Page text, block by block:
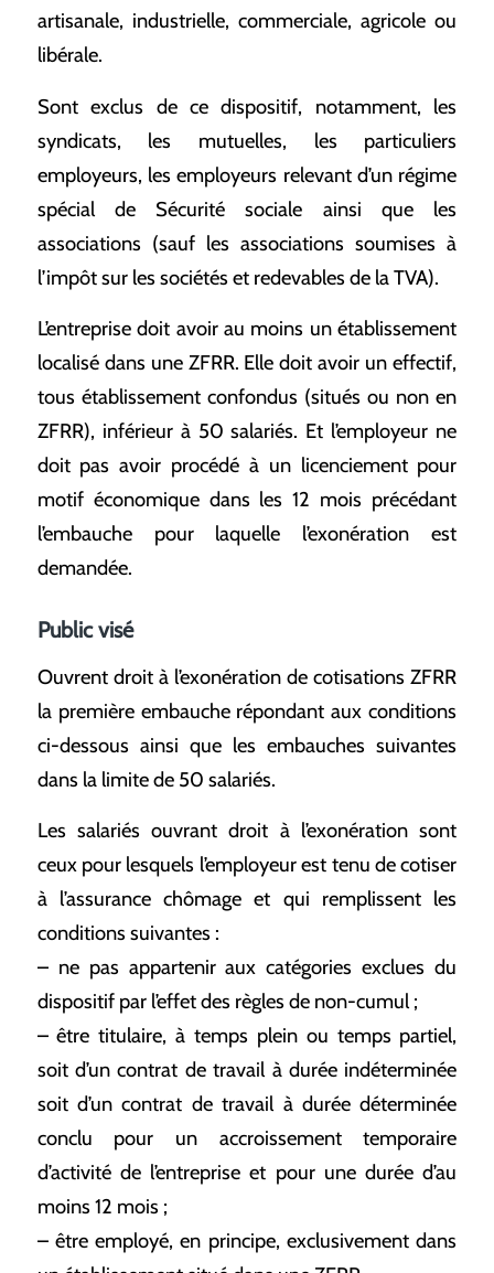
artisanale, industrielle, commerciale, agricole ou
libérale.
Sont exclus de ce dispositif, notamment, les
syndicats, les mutuelles, les particuliers
employeurs, les employeurs relevant d’un régime
spécial de Sécurité sociale ainsi que les
associations (sauf les associations soumises à
l’impôt sur les sociétés et redevables de la TVA).
L’entreprise doit avoir au moins un établissement
localisé dans une ZFRR. Elle doit avoir un effectif,
tous établissement confondus (situés ou non en
ZFRR), inférieur à 50 salariés. Et l’employeur ne
doit pas avoir procédé à un licenciement pour
motif économique dans les 12 mois précédant
l’embauche pour laquelle l’exonération est
demandée.
Public visé
Ouvrent droit à l’exonération de cotisations ZFRR
la première embauche répondant aux conditions
ci-dessous ainsi que les embauches suivantes
dans la limite de 50 salariés.
Les salariés ouvrant droit à l’exonération sont
ceux pour lesquels l’employeur est tenu de cotiser
à l’assurance chômage et qui remplissent les
conditions suivantes :
– ne pas appartenir aux catégories exclues du
dispositif par l’effet des règles de non-cumul ;
– être titulaire, à temps plein ou temps partiel,
soit d’un contrat de travail à durée indéterminée
soit d’un contrat de travail à durée déterminée
conclu pour un accroissement temporaire
d’activité de l’entreprise et pour une durée d’au
moins 12 mois ;
– être employé, en principe, exclusivement dans